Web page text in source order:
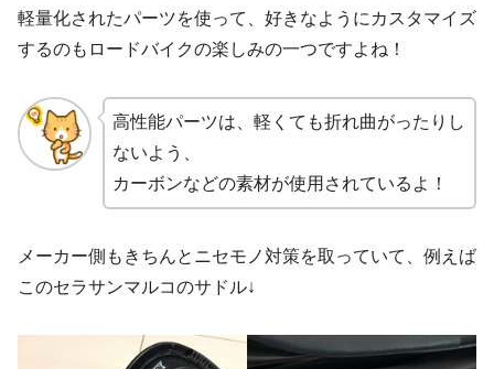
軽量化されたパーツを使って、好きなようにカスタマイズ
するのもロードバイクの楽しみの一つですよね！
高性能パーツは、軽くても折れ曲がったりし
ないよう、
カーボンなどの素材が使用されているよ！
メーカー側もきちんとニセモノ対策を取っていて、例えば
このセラサンマルコのサドル↓